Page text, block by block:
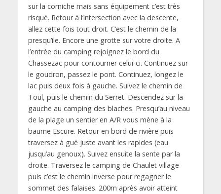
sur la corniche mais sans équipement c’est très
risqué. Retour à l’intersection avec la descente,
allez cette fois tout droit. C’est le chemin de la
presqu’ile. Encore une grotte sur votre droite. A
l’entrée du camping rejoignez le bord du
Chassezac pour contourner celui-ci. Continuez sur
le goudron, passez le pont. Continuez, longez le
lac puis deux fois à gauche. Suivez le chemin de
Toul, puis le chemin du Serret. Descendez sur la
gauche au camping des blaches. Presqu’au niveau
de la plage un sentier en A/R vous mène à la
baume Escure. Retour en bord de rivière puis
traversez à gué juste avant les rapides (eau
jusqu’au genoux). Suivez ensuite la sente par la
droite. Traversez le camping de Chaulet village
puis c’est le chemin inverse pour regagner le
sommet des falaises. 200m après avoir atteint